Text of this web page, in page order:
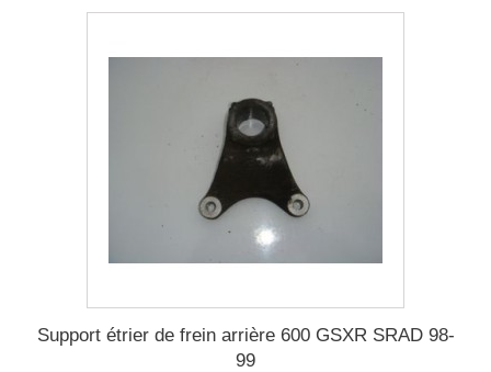
Support étrier de frein arrière 600 GSXR SRAD 98-
99